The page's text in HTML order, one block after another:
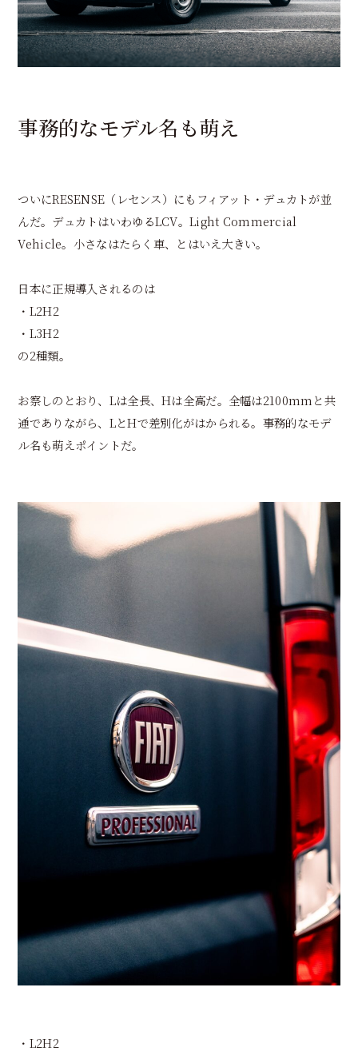
事務的なモデル名も萌え
ついにRESENSE（レセンス）にもフィアット・デュカトが並
んだ。デュカトはいわゆるLCV。Light Commercial
Vehicle。小さなはたらく車、とはいえ大きい。
日本に正規導入されるのは
・L2H2
・L3H2
の2種類。
お察しのとおり、Lは全長、Hは全高だ。全幅は2100mmと共
通でありながら、LとHで差別化がはかられる。事務的なモデ
ル名も萌えポイントだ。
・L2H2